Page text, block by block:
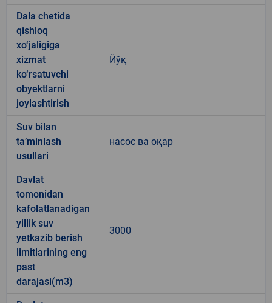
Dala chetida
qishloq
xo‘jaligiga
xizmat
ko‘rsatuvchi
obyektlarni
joylashtirish
Йўқ
Suv bilan
ta’minlash
usullari
насос ва оқар
Davlat
tomonidan
kafolatlanadigan
yillik suv
yetkazib berish
limitlarining eng
past
darajasi(m3)
3000